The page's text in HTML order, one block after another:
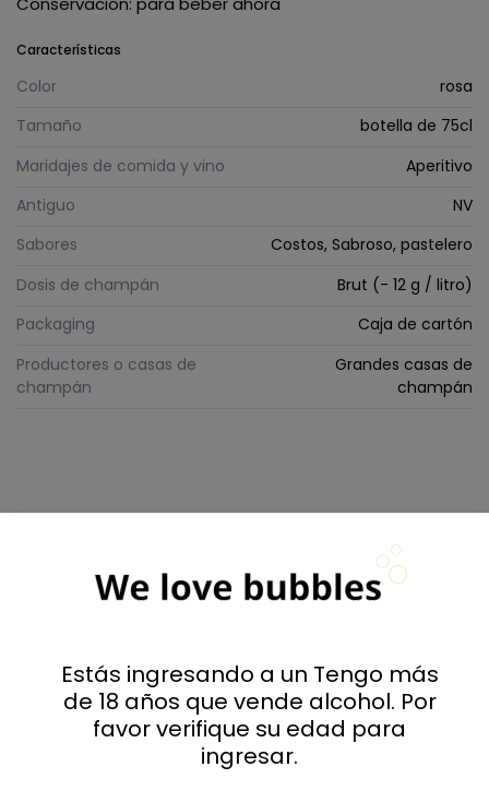
Características
Color
rosa
Tamaño
botella de 75cl
Maridajes de comida y vino
Aperitivo
Antiguo
NV
Sabores
Costos, Sabroso, pastelero
Dosis de champán
Brut (- 12 g / litro)
Packaging
Caja de cartón
Productores o casas de
champán
Grandes casas de
champán
Valoraciones
0
Estás ingresando a un Tengo más
de 18 años que vende alcohol. Por
favor verifique su edad para
ingresar.